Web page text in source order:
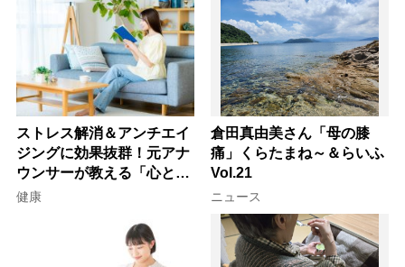
ストレス解消＆アンチエイ
ジングに効果抜群！元アナ
ウンサーが教える「心と体
を元気にする音読の習慣」
健康
倉田真由美さん「母の膝
痛」くらたまね～＆らいふ
Vol.21
ニュース